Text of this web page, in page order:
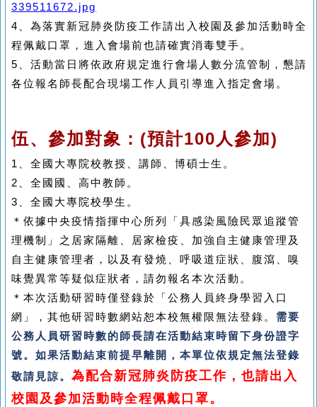
339511672.jpg
4
、為落實新冠肺炎防疫工作請出入校園及參加活動時全
程佩戴口罩，進入會場前也請確實消毒雙手。
5
、活動當日將依政府規定進行會場人數分流管制，懇請
各位報名師長配合現場工作人員引導進入指定會場。
伍、參加對象： (預計100 人參加)
1、全國大專院校教授、講師、博碩士生。
2、全國國、高中教師。
3、全國大專院校學生。
＊ 依據中央疫情指揮中心所列「具感染風險民眾追蹤管
理機制」之居家隔離、居家檢疫、加強自主健康管理及
自主健康管理者，以及有發燒、呼吸道症狀、腹瀉、嗅
味覺異常等疑似症狀者，請勿報名本次活動。
＊本次活動研習時僅登錄於「公務人員終身學習入口
網」，其他研習時數網站恕本校無權限無法登錄。 需要
公務人員研習時數的師長請在活動結束時留下身份證字
號。如果活動結束前提早離開，本單位依規定無法登錄
敬請見諒。 為配合新冠肺炎防疫工作，也請出入
校園及參加活動時全程佩戴口罩。